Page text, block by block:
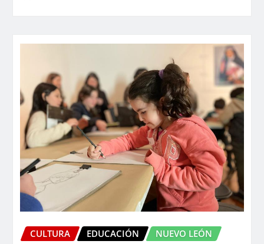
CULTURA EDUCACIÓN NUEVO LEÓN